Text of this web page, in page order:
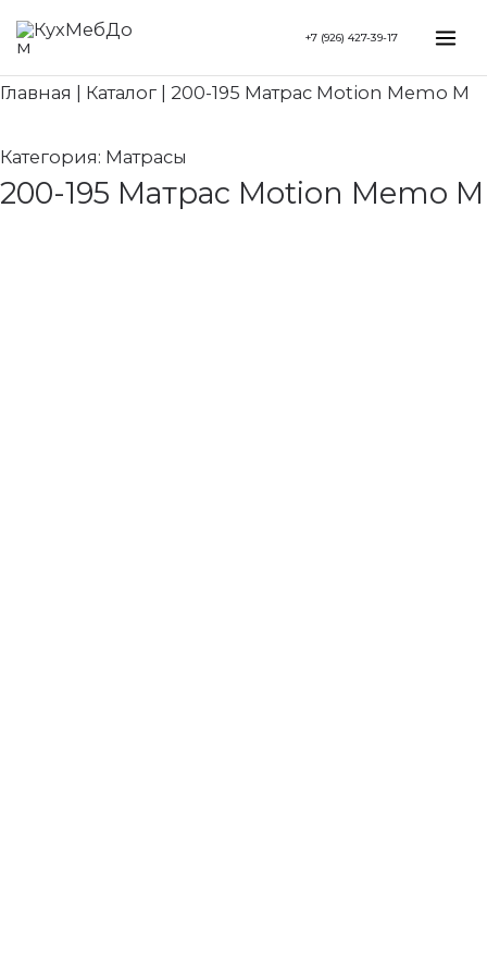
Перейти
содержимому
+7 (926) 427-39-17
Главная Каталог 200-195 Матрас Motion Memo M
Категория: Матрасы
200-195 Матрас Motion Memo M
Search...